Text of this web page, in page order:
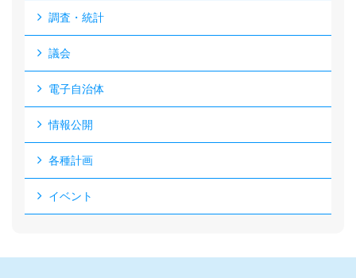
調査・統計
議会
電子自治体
情報公開
各種計画
イベント